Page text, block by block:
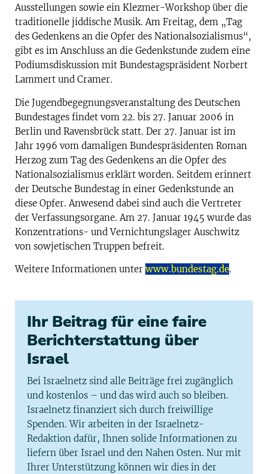
Ausstellungen sowie ein Klezmer-Workshop über die
traditionelle jiddische Musik. Am Freitag, dem „Tag
des Gedenkens an die Opfer des Nationalsozialismus“,
gibt es im Anschluss an die Gedenkstunde zudem eine
Podiumsdiskussion mit Bundestagspräsident Norbert
Lammert und Cramer.
Die Jugendbegegnungsveranstaltung des Deutschen
Bundestages findet vom 22. bis 27. Januar 2006 in
Berlin und Ravensbrück statt. Der 27. Januar ist im
Jahr 1996 vom damaligen Bundespräsidenten Roman
Herzog zum Tag des Gedenkens an die Opfer des
Nationalsozialismus erklärt worden. Seitdem erinnert
der Deutsche Bundestag in einer Gedenkstunde an
diese Opfer. Anwesend dabei sind auch die Vertreter
der Verfassungsorgane. Am 27. Januar 1945 wurde das
Konzentrations- und Vernichtungslager Auschwitz
von sowjetischen Truppen befreit.
Weitere Informationen unterwww.bundestag.de.
Ihr Beitrag für eine faire
Berichterstattung über
Israel
Bei Israelnetz sind alle Beiträge frei zugänglich
und kostenlos – und das wird auch so bleiben.
Israelnetz finanziert sich durch freiwillige
Spenden. Wir arbeiten in der Israelnetz-
Redaktion dafür, Ihnen solide Informationen zu
liefern über Israel und den Nahen Osten. Nur mit
Ihrer Unterstützung können wir dies in der